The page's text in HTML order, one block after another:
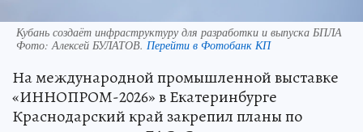
Кубань создаёт инфраструктуру для разработки и выпуска БПЛА
Фото:Алексей БУЛАТОВ. Перейти в Фотобанк КП
На международной промышленной выставке
«ИННОПРОМ-2026» в Екатеринбурге
Краснодарский край закрепил планы по